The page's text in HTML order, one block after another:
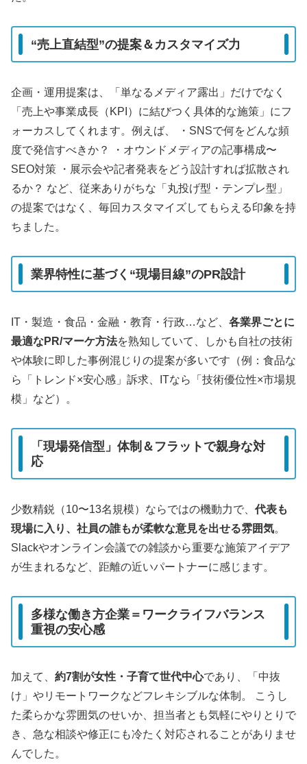
“売上直結型”の提案＆カスタマイズ力
企画・運用提案は、「単なるメディア露出」だけでなく
「売上や事業成長（KPI）に結びつく具体的な施策」にフ
ォーカスしてくれます。例えば、 ・SNSで何をどんな頻
度で発信すべきか？ ・オウンドメディアの記事構成〜
SEO対策 ・展示会や記者発表をどう設計すれば拡散され
るか？ など、従来ありがちな「丸投げ型・テンプレ型」
の提案ではなく、毎回カスタマイズしてもらえる印象を持
ちました。
業界特性に基づく“現場目線”のPR設計
IT・製造・食品・金融・教育・行政…など、 各業界ごとに
最適なPR/マーケ方法を熟知していて、しかも自社の技術
や体験に即した事例混じりの提案が多いです（例：食品な
ら「トレンド×安心感」訴求、ITなら「技術優位性×市場規
模」など）。
「現場発信型」体制＆フラットで親身な対
応
少数精鋭（10〜13名規模）ならではの機動力で、 代表も
現場に入り、社員の誰もが柔軟な意見を出せる雰囲気。
Slackやオンライン会議での雑談から重要な施策アイデア
が生まれるなど、距離の近いパートナーに感じます。
多様な働き方企業＝ワークライフバランス
重視の安心感
加えて、 約7割が女性・子育て世代中心であり、「中抜
け」やリモートワークなどフレキシブルな体制。 こうし
た柔らかな雰囲気のせいか、担当者とも気軽にやりとりで
き、急な相談や修正にも冷たく対応されることがありませ
んでした。